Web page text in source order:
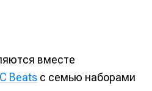
вместе
Beats с семью наборами